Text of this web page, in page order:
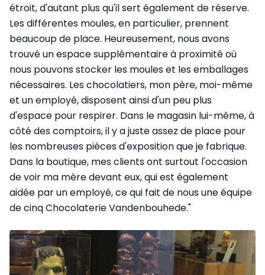
étroit, d'autant plus qu'il sert également de réserve.
Les différentes moules, en particulier, prennent
beaucoup de place. Heureusement, nous avons
trouvé un espace supplémentaire à proximité où
nous pouvons stocker les moules et les emballages
nécessaires. Les chocolatiers, mon père, moi-même
et un employé, disposent ainsi d'un peu plus
d'espace pour respirer. Dans le magasin lui-même, à
côté des comptoirs, il y a juste assez de place pour
les nombreuses pièces d'exposition que je fabrique.
Dans la boutique, mes clients ont surtout l'occasion
de voir ma mère devant eux, qui est également
aidée par un employé, ce qui fait de nous une équipe
de cinq Chocolaterie Vandenbouhede."